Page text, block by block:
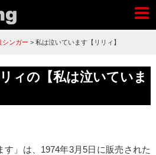
シンガー >私は泣いています【リリィ】
ィの【私は泣いていま
す」は、1974年3月5日に販売された